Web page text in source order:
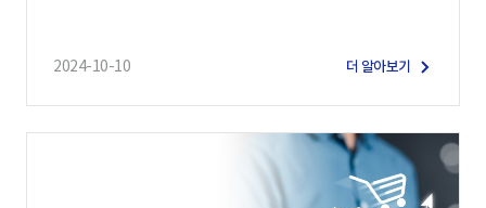
2024-10-10 더 알아보기